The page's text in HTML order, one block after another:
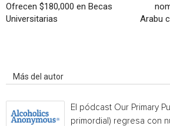
Ofrecen $180,000 en Becas
Universitarias
Arabu
Más del autor
El pódcast Our Primary
primordial) regresa con